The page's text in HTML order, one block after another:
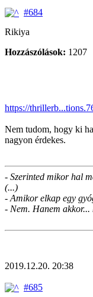
#684
Rikiya
Hozzászólások: 1207
https://
Nem tudom, hogy ki
nagyon érdekes.
- Szerinted mikor hal
(...)
- Amikor elkap egy
- Nem. Hanem akkor...
2019.12.20. 20:38
#685